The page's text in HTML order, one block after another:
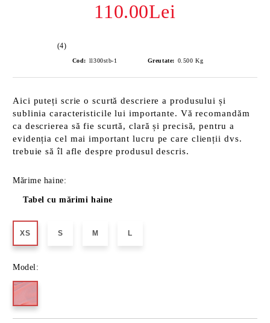
110.00Lei
(4)
Cod: ll300stb-1 Greutate: 0.500 Kg
Aici puteți scrie o scurtă descriere a produsului și
sublinia caracteristicile lui importante. Vă recomandăm
ca descrierea să fie scurtă, clară și precisă, pentru a
evidenția cel mai important lucru pe care clienții dvs.
trebuie să îl afle despre produsul descris.
Mărime haine:
Tabel cu mărimi haine
XS S M L
Model: